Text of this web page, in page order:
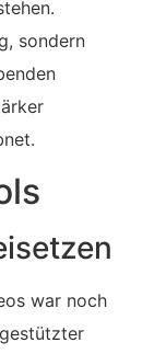
sondern
war noch